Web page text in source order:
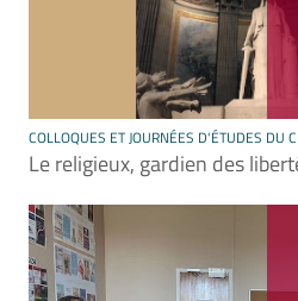
COLLOQUES ET JOURNÉES D'ÉTUDES DU
Le religieux, gardien des